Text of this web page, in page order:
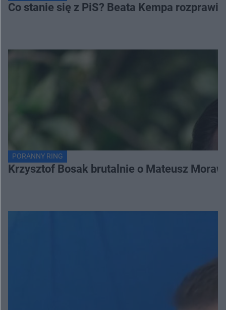
Co stanie się z PiS? Beata Kempa
PORANNY RING
Krzysztof Bosak brutalnie o Mateusz